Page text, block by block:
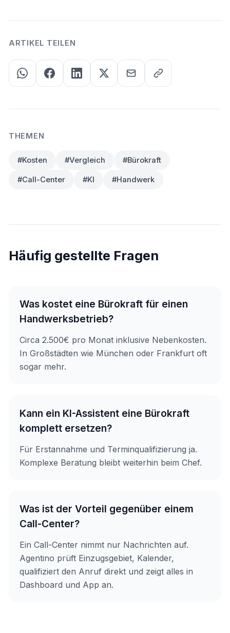
ARTIKEL TEILEN
THEMEN
#Kosten #Vergleich #Bürokraft
#Call-Center #KI #Handwerk
Häufig gestellte Fragen
Was kostet eine Bürokraft für einen
Handwerksbetrieb?
Circa 2.500€ pro Monat inklusive Nebenkosten.
In Großstädten wie München oder Frankfurt oft
sogar mehr.
Kann ein KI-Assistent eine Bürokraft
komplett ersetzen?
Für Erstannahme und Terminqualifizierung ja.
Komplexe Beratung bleibt weiterhin beim Chef.
Was ist der Vorteil gegenüber einem
Call-Center?
Ein Call-Center nimmt nur Nachrichten auf.
Agentino prüft Einzugsgebiet, Kalender,
qualifiziert den Anruf direkt und zeigt alles in
Dashboard und App an.